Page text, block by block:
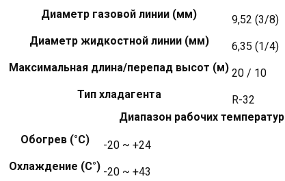
Диаметр газовой линии (мм)
9,52 (3/8)
Диаметр жидкостной линии (мм)
6,35 (1/4)
Максимальная длина/перепад высот (м) 20 / 10
Тип хладагента
R-32
Диапазон рабочих температур
Обогрев (°С)
-20 ~ +24
Охлаждение (С°) -20 ~ +43